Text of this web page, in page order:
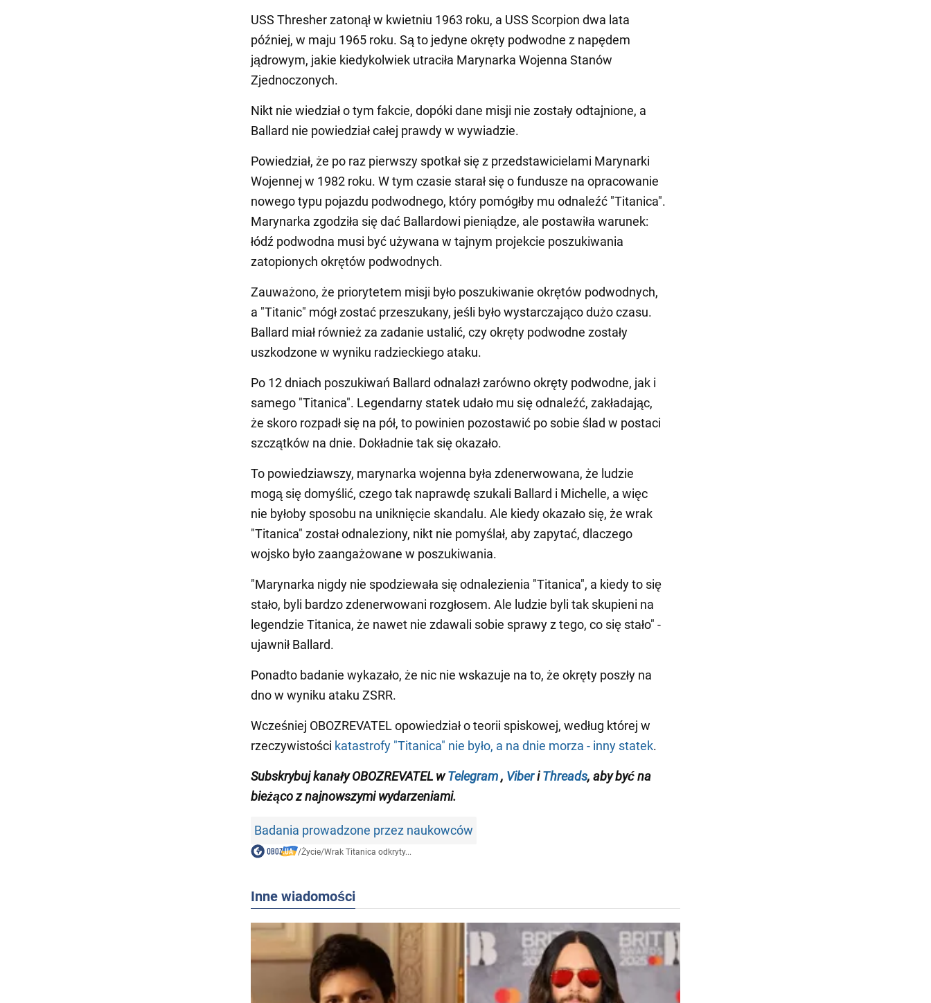
USS Thresher zatonął w kwietniu 1963 roku, a USS Scorpion dwa lata
później, w maju 1965 roku. Są to jedyne okręty podwodne z napędem
jądrowym, jakie kiedykolwiek utraciła Marynarka Wojenna Stanów
Zjednoczonych.
Nikt nie wiedział o tym fakcie, dopóki dane misji nie zostały odtajnione, a
Ballard nie powiedział całej prawdy w wywiadzie.
Powiedział, że po raz pierwszy spotkał się z przedstawicielami Marynarki
Wojennej w 1982 roku. W tym czasie starał się o fundusze na opracowanie
nowego typu pojazdu podwodnego, który pomógłby mu odnaleźć "Titanica".
Marynarka zgodziła się dać Ballardowi pieniądze, ale postawiła warunek:
łódź podwodna musi być używana w tajnym projekcie poszukiwania
zatopionych okrętów podwodnych.
Zauważono, że priorytetem misji było poszukiwanie okrętów podwodnych,
a "Titanic" mógł zostać przeszukany, jeśli było wystarczająco dużo czasu.
Ballard miał również za zadanie ustalić, czy okręty podwodne zostały
uszkodzone w wyniku radzieckiego ataku.
Po 12 dniach poszukiwań Ballard odnalazł zarówno okręty podwodne, jak i
samego "Titanica". Legendarny statek udało mu się odnaleźć, zakładając,
że skoro rozpadł się na pół, to powinien pozostawić po sobie ślad w postaci
szczątków na dnie. Dokładnie tak się okazało.
To powiedziawszy, marynarka wojenna była zdenerwowana, że ludzie
mogą się domyślić, czego tak naprawdę szukali Ballard i Michelle, a więc
nie byłoby sposobu na uniknięcie skandalu. Ale kiedy okazało się, że wrak
"Titanica" został odnaleziony, nikt nie pomyślał, aby zapytać, dlaczego
wojsko było zaangażowane w poszukiwania.
"Marynarka nigdy nie spodziewała się odnalezienia "Titanica", a kiedy to się
stało, byli bardzo zdenerwowani rozgłosem. Ale ludzie byli tak skupieni na
legendzie Titanica, że nawet nie zdawali sobie sprawy z tego, co się stało" -
ujawnił Ballard.
Ponadto badanie wykazało, że nic nie wskazuje na to, że okręty poszły na
dno w wyniku ataku ZSRR.
Wcześniej OBOZREVATEL opowiedział o teorii spiskowej, według której w
rzeczywistości katastrofy "Titanica" nie było, a na dnie morza - inny statek.
Subskrybuj kanały OBOZREVATEL wTelegram, ViberiThreads, aby być na
bieżąco znajnowszymi wydarzeniami.
Badania prowadzone przez naukowców
/Życie/Wrak Titanica odkryty...
Inne wiadomości